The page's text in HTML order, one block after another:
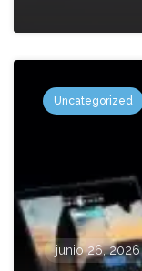
Uncategorized
junio 26, 2026